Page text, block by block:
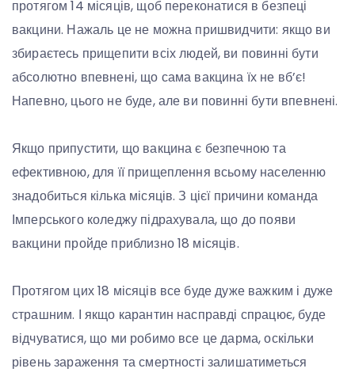
протягом 14 місяців, щоб переконатися в безпеці
вакцини. Нажаль це не можна пришвидчити: якщо ви
збираєтесь прищепити всіх людей, ви повинні бути
абсолютно впевнені, що сама вакцина їх не вб’є!
Напевно, цього не буде, але ви повинні бути впевнені.
Якщо припустити, що вакцина є безпечною та
ефективною, для її прищеплення всьому населенню
знадобиться кілька місяців. З цієї причини команда
Імперського коледжу підрахувала, що до появи
вакцини пройде приблизно 18 місяців.
Протягом цих 18 місяців все буде дуже важким і дуже
страшним. І якщо карантин насправді спрацює, буде
відчуватися, що ми робимо все це дарма, оскільки
рівень зараження та смертності залишатиметься